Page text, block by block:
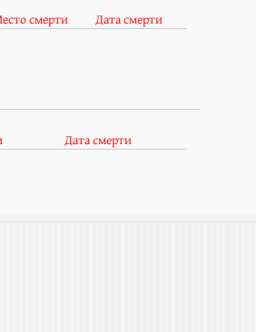
смерти
Дата смерти
Дата смерти